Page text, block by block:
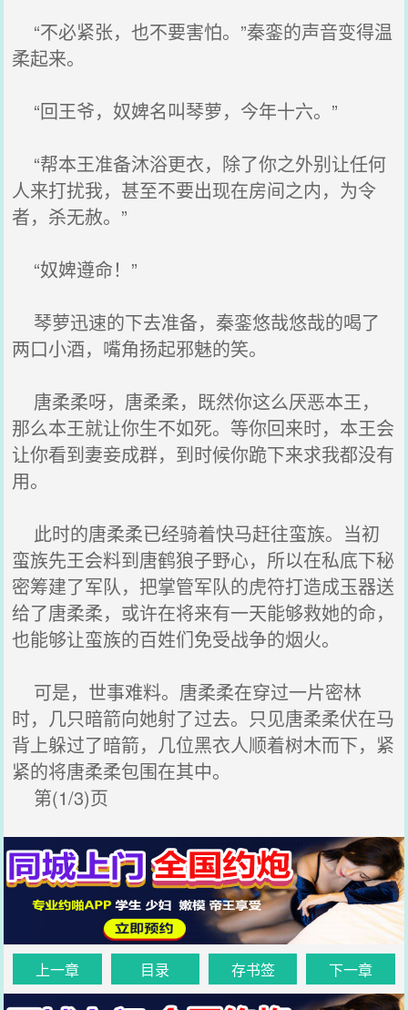
“不必紧张，也不要害怕。”秦銮的声音变得温
柔起来。
“回王爷，奴婢名叫琴萝，今年十六。”
“帮本王准备沐浴更衣，除了你之外别让任何
人来打扰我，甚至不要出现在房间之内，为令
者，杀无赦。”
“奴婢遵命！”
琴萝迅速的下去准备，秦銮悠哉悠哉的喝了
两口小酒，嘴角扬起邪魅的笑。
唐柔柔呀，唐柔柔，既然你这么厌恶本王，
那么本王就让你生不如死。等你回来时，本王会
让你看到妻妾成群，到时候你跪下来求我都没有
用。
此时的唐柔柔已经骑着快马赶往蛮族。当初
蛮族先王会料到唐鹤狼子野心，所以在私底下秘
密筹建了军队，把掌管军队的虎符打造成玉器送
给了唐柔柔，或许在将来有一天能够救她的命，
也能够让蛮族的百姓们免受战争的烟火。
可是，世事难料。唐柔柔在穿过一片密林
时，几只暗箭向她射了过去。只见唐柔柔伏在马
背上躲过了暗箭，几位黑衣人顺着树木而下，紧
紧的将唐柔柔包围在其中。
第(1/3)页
上一章 目录 存书签 下一章